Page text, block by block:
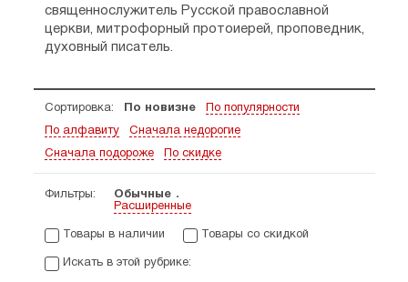
священнослужитель Русской православной
церкви, митрофорный протоиерей, проповедник,
духовный писатель.
Сортировка: По новизне По популярности
По алфавиту Сначала недорогие
Сначала подороже По скидке
Фильтры:
Обычные
Расширенные
Товары в наличии Товары со скидкой
Искать в этой рубрике: